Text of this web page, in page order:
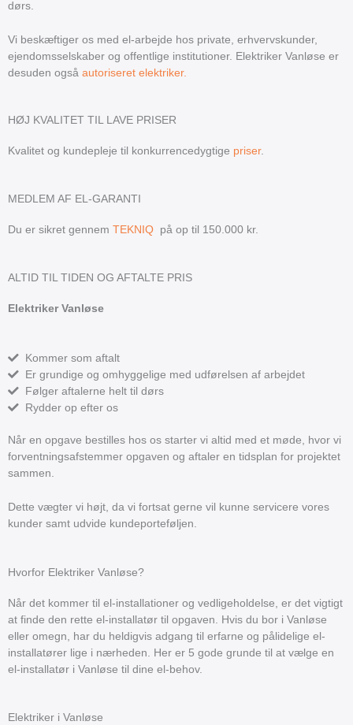
dørs.
Vi beskæftiger os med el-arbejde hos private, erhvervskunder,
ejendomsselskaber og offentlige institutioner. Elektriker Vanløse er
desuden også autoriseret elektriker.
HØJ KVALITET TIL LAVE PRISER
Kvalitet og kundepleje til konkurrencedygtige priser.
MEDLEM AF EL-GARANTI
Du er sikret gennem TEKNIQ på op til 150.000 kr.
ALTID TIL TIDEN OG AFTALTE PRIS
Elektriker Vanløse
Kommer som aftalt
Er grundige og omhyggelige med udførelsen af arbejdet
Følger aftalerne helt til dørs
Rydder op efter os
Når en opgave bestilles hos os starter vi altid med et møde, hvor vi
forventningsafstemmer opgaven og aftaler en tidsplan for projektet
sammen.
Dette vægter vi højt, da vi fortsat gerne vil kunne servicere vores
kunder samt udvide kundeporteføljen.
Hvorfor Elektriker Vanløse?
Når det kommer til el-installationer og vedligeholdelse, er det vigtigt
at finde den rette el-installatør til opgaven. Hvis du bor i Vanløse
eller omegn, har du heldigvis adgang til erfarne og pålidelige el-
installatører lige i nærheden. Her er 5 gode grunde til at vælge en
el-installatør i Vanløse til dine el-behov.
Elektriker i Vanløse